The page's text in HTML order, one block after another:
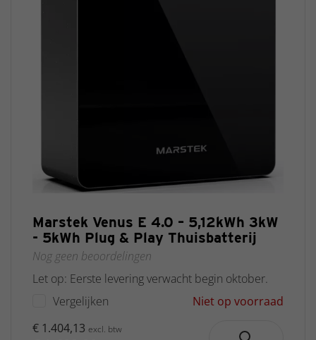
Marstek Venus E 4.0 – 5,12kWh 3kW
- 5kWh Plug & Play Thuisbatterij
Nog geen beoordelingen
Let op: Eerste levering verwacht begin oktober.
Vergelijken
Niet op voorraad
€ 1.404,13 excl. btw